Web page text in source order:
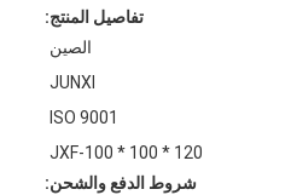
تفاصيل المنتج:
الصين
JUNXI
ISO 9001
JXF-100 * 100 * 120
شروط الدفع والشحن: